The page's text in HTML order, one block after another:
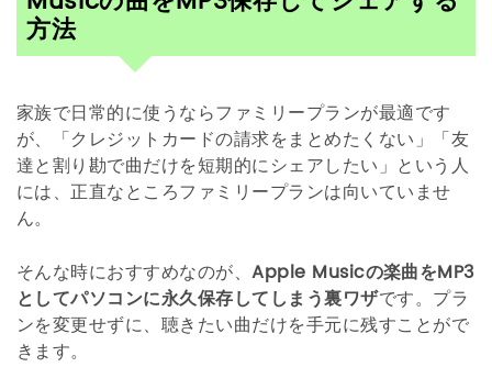
方法
家族で日常的に使うならファミリープランが最適です
が、「クレジットカードの請求をまとめたくない」「友
達と割り勘で曲だけを短期的にシェアしたい」という人
には、正直なところファミリープランは向いていませ
ん。
そんな時におすすめなのが、Apple Musicの楽曲をMP3
としてパソコンに永久保存してしまう裏ワザです。プラ
ンを変更せずに、聴きたい曲だけを手元に残すことがで
きます。